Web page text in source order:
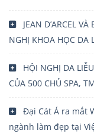
JEAN D’ARCEL
NGHỊ KHOA HỌC DA
HỘI NGHỊ DA
CỦA 500 CHỦ SPA,
Đại Cát Á ra mắt
ngành làm đẹp tại